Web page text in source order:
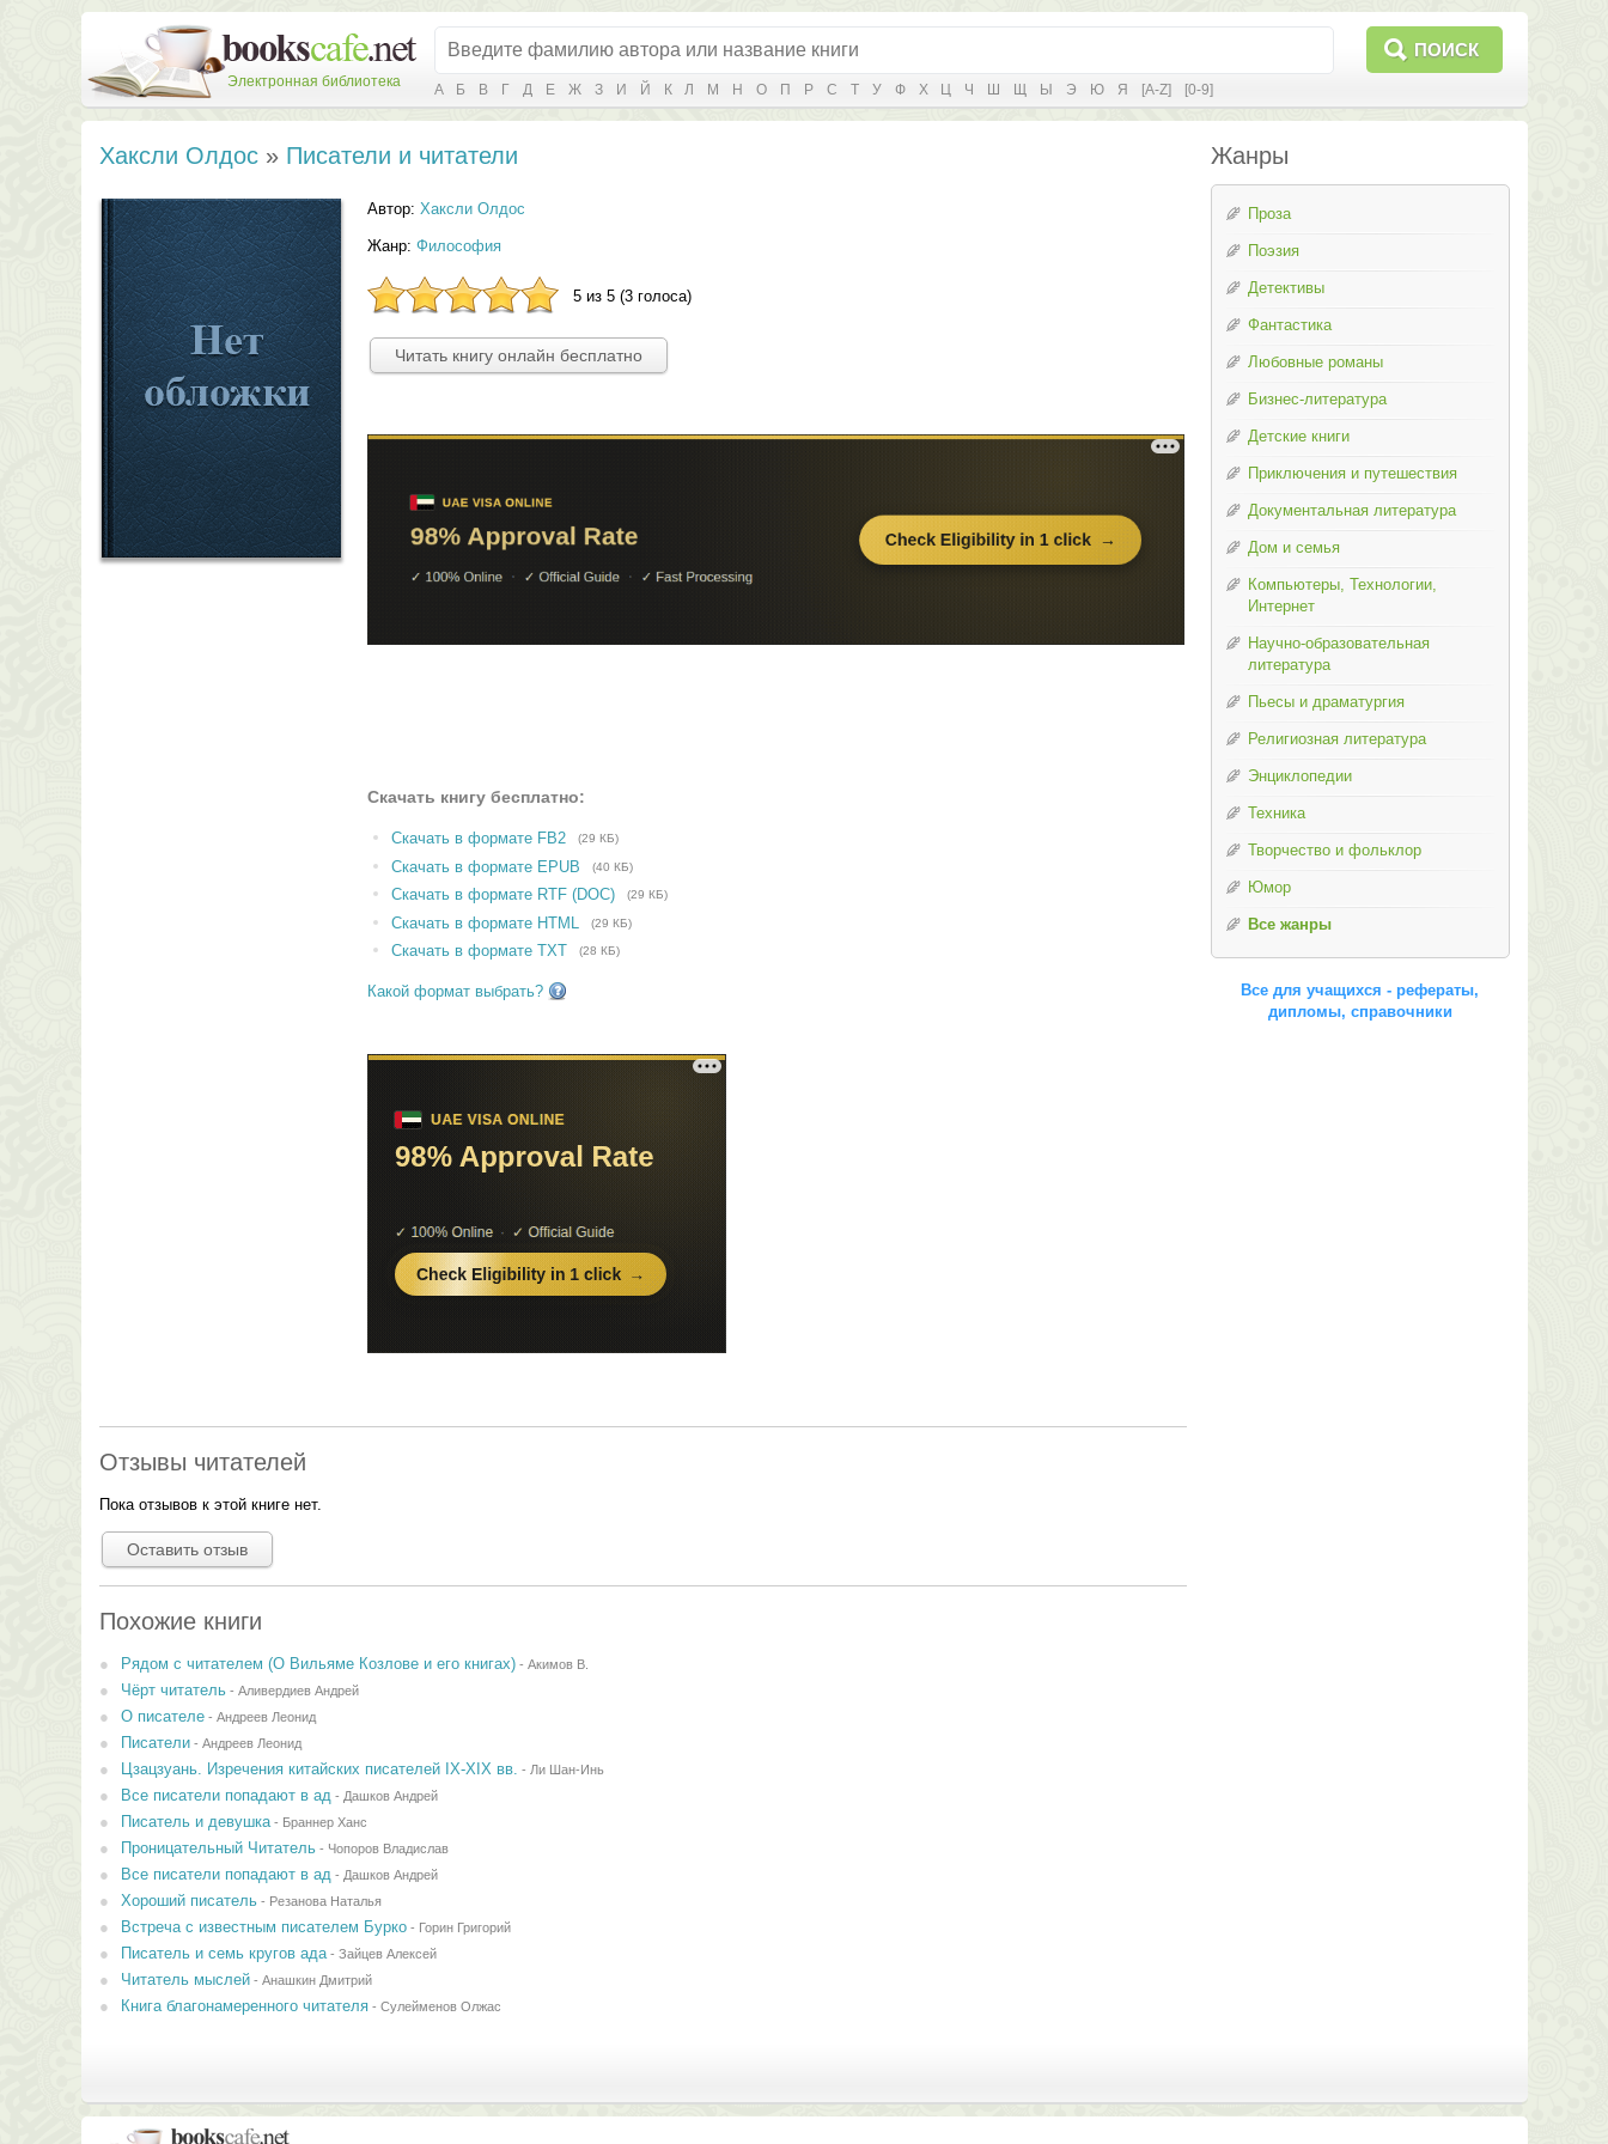
Электронная библиотека
ПОИСК
А Б В Г Д Е Ж З И Й К Л М Н О П Р С Т У Ф Х Ц Ч Ш Щ Ы Э Ю Я [A-Z] [0-9]
Хаксли Олдос» Писатели и читатели
Автор: Хаксли Олдос
Жанр: Философия
5 из 5 (3 голоса)
Читать книгу онлайн бесплатно
Скачать книгу бесплатно:
Скачать в формате FB2 (29 КБ)
Скачать в формате EPUB (40 КБ)
Скачать в формате RTF (DOC) (29 КБ)
Скачать в формате HTML (29 КБ)
Скачать в формате TXT (28 КБ)
Какой формат выбрать?
Отзывы читателей
Пока отзывов к этой книге нет.
Оставить отзыв
Похожие книги
Рядом с читателем (О Вильяме Козлове и его книгах)- Акимов В.
Чёрт читатель- Аливердиев Андрей
О писателе- Андреев Леонид
Писатели- Андреев Леонид
Цзацзуань. Изречения китайских писателей IX-XIX вв. - Ли Шан-Инь
Все писатели попадают в ад - Дашков Андрей
Писатель и девушка- Браннер Ханс
Проницательный Читатель- Чопоров Владислав
Вcе писатели попадают в ад - Дашков Андрей
Хороший писатель- Резанова Наталья
Встреча с известным писателем Бурко- Горин Григорий
Писатель и семь кругов ада- Зайцев Алексей
Читатель мыслей- Анашкин Дмитрий
Книга благонамеренного читателя- Сулейменов Олжас
Жанры
Проза
Поэзия
Детективы
Фантастика
Любовные романы
Бизнес-литература
Детские книги
Приключения и путешествия
Документальная литература
Дом и семья
Компьютеры, Технологии,
Интернет
Научно-образовательная
литература
Пьесы и драматургия
Религиозная литература
Энциклопедии
Техника
Творчество и фольклор
Юмор
Все жанры
Все для учащихся - рефераты,
дипломы, справочники